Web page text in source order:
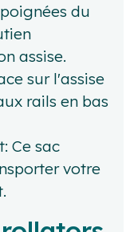
du
assise.
sur l'assise
rails en bas
Ce sac
votre